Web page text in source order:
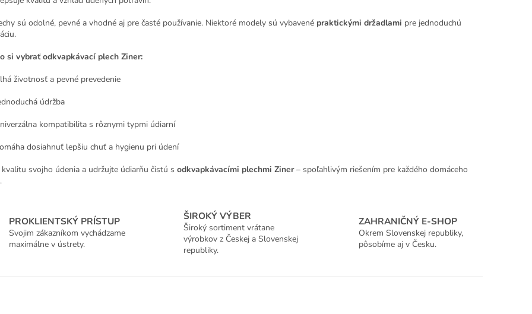
ý
sú odolné, pevné a vhodné aj pre časté používanie. Niektoré modely sú vybavené praktickými držadlami pre jednoduchú
si vybrať odkvapkávací plech Ziner:
životnosť a pevné prevedenie
údržba
kompatibilita s rôznymi typmi údiarní
dosiahnuť lepšiu chuť a hygienu pri údení
svojho údenia a udržujte údiarňu čistú s odkvapkávacími plechmi Ziner– spoľahlivým riešením pre každého domáceho
PROKLIENTSKÝ PRÍSTUP
Svojim zákazníkom vychádzame
maximálne v ústrety.
ŠIROKÝ VÝBER
Široký sortiment vrátane
výrobkov z Českej a Slovenskej
republiky.
ZAHRANIČNÝ E-SHOP
Okrem Slovenskej republiky,
pôsobíme aj v Česku.